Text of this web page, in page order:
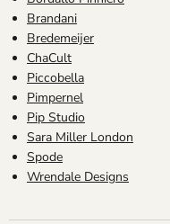
Brandani
Bredemeijer
ChaCult
Piccobella
Pimpernel
Pip Studio
Sara Miller London
Spode
Wrendale Designs